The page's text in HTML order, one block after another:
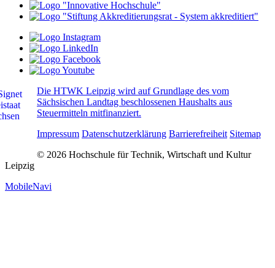
Die HTWK Leipzig wird auf Grundlage des vom
Sächsischen Landtag beschlossenen Haushalts aus
Steuermitteln mitfinanziert.
Impressum Datenschutzerklärung Barrierefreiheit Sitemap
© 2026 Hochschule für Technik, Wirtschaft und Kultur
Leipzig
MobileNavi